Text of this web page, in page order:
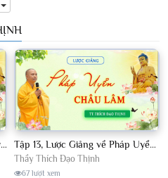
Tập 005, Lược Giảng về Pháp Uyển Châu Lâm, Chủ giảng TT Thích Đạo Thịnh Tập 13, Lược Giảng về Pháp Uyển Châu Lâm, Chủ giảng TT Thích Đạo Thịnh
Thầy Thích Đạo Thịnh
67 lượt xem